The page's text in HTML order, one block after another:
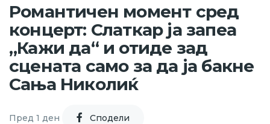
Романтичен момент сред
концерт: Слаткар ја запеа
„Кажи да“ и отиде зад
сцената само за да ја бакне
Сања Николиќ
Пред 1 ден Cподели